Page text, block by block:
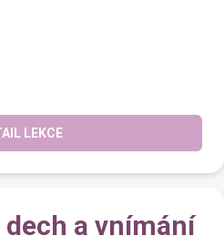
LEKCE
dech a vnímání